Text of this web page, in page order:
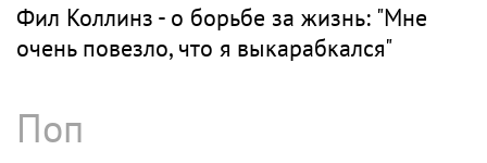
Фил Коллинз - о борьбе за жизнь: "Мне
очень повезло, что я выкарабкался"
Поп